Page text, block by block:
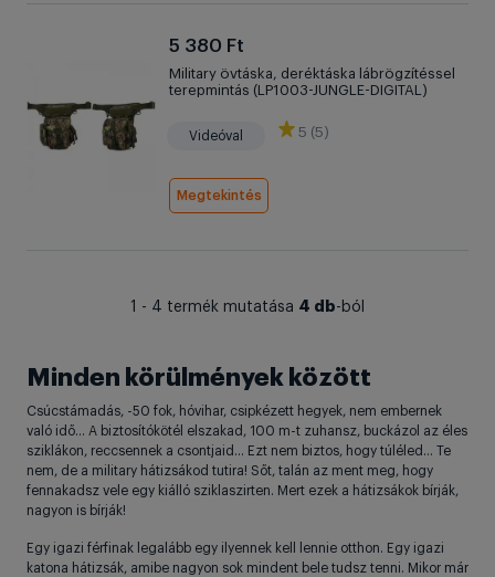
5 380 Ft
Military övtáska, deréktáska lábrögzítéssel
terepmintás (LP1003-JUNGLE-DIGITAL)
Videóval 5 (5)
Megtekintés
1 - 4 termék mutatása 4 db-ból
Minden körülmények között
Csúcstámadás, -50 fok, hóvihar, csipkézett hegyek, nem embernek
való idő… A biztosítókötél elszakad, 100 m-t zuhansz, buckázol az éles
sziklákon, reccsennek a csontjaid… Ezt nem biztos, hogy túléled… Te
nem, de a military hátizsákod tutira! Sőt, talán az ment meg, hogy
fennakadsz vele egy kiálló sziklaszirten. Mert ezek a hátizsákok bírják,
nagyon is bírják!
Egy igazi férfinak legalább egy ilyennek kell lennie otthon. Egy igazi
katona hátizsák, amibe nagyon sok mindent bele tudsz tenni. Mikor már